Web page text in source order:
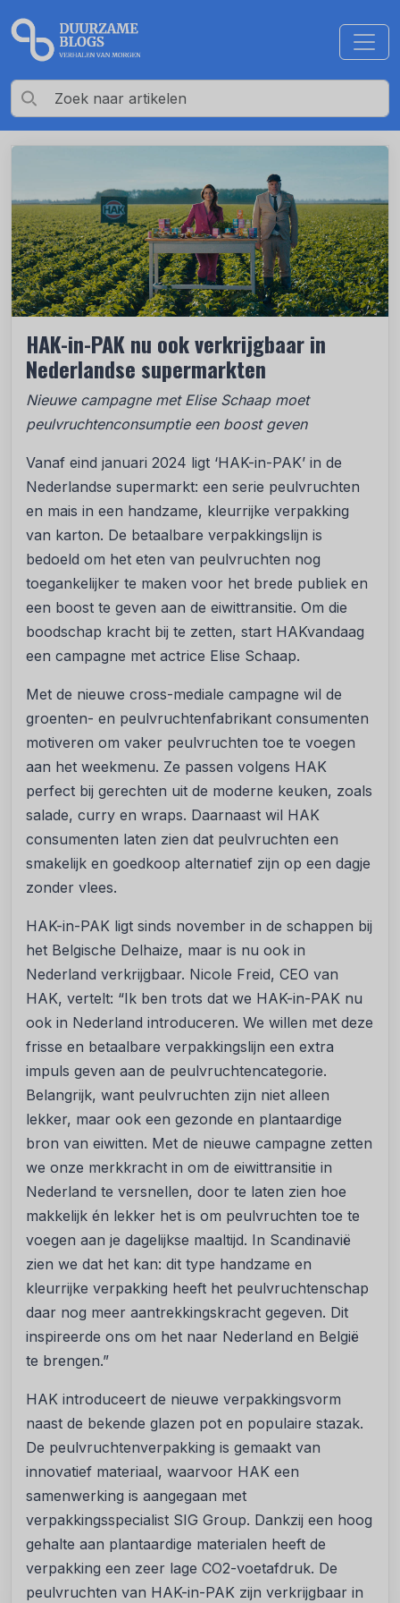
HAK-in-PAK nu ook verkrijgbaar in
Nederlandse supermarkten
Nieuwe campagne met Elise Schaap moet
peulvruchtenconsumptie een boost geven
Vanaf eind januari 2024 ligt ‘HAK-in-PAK’ in de
Nederlandse supermarkt: een serie peulvruchten
en mais in een handzame, kleurrijke verpakking
van karton. De betaalbare verpakkingslijn is
bedoeld om het eten van peulvruchten nog
toegankelijker te maken voor het brede publiek en
een boost te geven aan de eiwittransitie. Om die
boodschap kracht bij te zetten, start HAKvandaag
een campagne met actrice Elise Schaap.
Met de nieuwe cross-mediale campagne wil de
groenten- en peulvruchtenfabrikant consumenten
motiveren om vaker peulvruchten toe te voegen
aan het weekmenu. Ze passen volgens HAK
perfect bij gerechten uit de moderne keuken, zoals
salade, curry en wraps. Daarnaast wil HAK
consumenten laten zien dat peulvruchten een
smakelijk en goedkoop alternatief zijn op een dagje
zonder vlees.
HAK-in-PAK ligt sinds november in de schappen bij
het Belgische Delhaize, maar is nu ook in
Nederland verkrijgbaar. Nicole Freid, CEO van
HAK, vertelt: “Ik ben trots dat we HAK-in-PAK nu
ook in Nederland introduceren. We willen met deze
frisse en betaalbare verpakkingslijn een extra
impuls geven aan de peulvruchtencategorie.
Belangrijk, want peulvruchten zijn niet alleen
lekker, maar ook een gezonde en plantaardige
bron van eiwitten. Met de nieuwe campagne zetten
we onze merkkracht in om de eiwittransitie in
Nederland te versnellen, door te laten zien hoe
makkelijk én lekker het is om peulvruchten toe te
voegen aan je dagelijkse maaltijd. In Scandinavië
zien we dat het kan: dit type handzame en
kleurrijke verpakking heeft het peulvruchtenschap
daar nog meer aantrekkingskracht gegeven. Dit
inspireerde ons om het naar Nederland en België
te brengen.”
HAK introduceert de nieuwe verpakkingsvorm
naast de bekende glazen pot en populaire stazak.
De peulvruchtenverpakking is gemaakt van
innovatief materiaal, waarvoor HAK een
samenwerking is aangegaan met
verpakkingsspecialist SIG Group. Dankzij een hoog
gehalte aan plantaardige materialen heeft de
verpakking een zeer lage CO2-voetafdruk. De
peulvruchten van HAK-in-PAK zijn verkrijgbaar in